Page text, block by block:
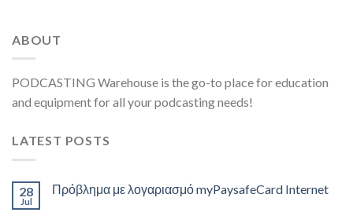
ABOUT
PODCASTING Warehouse is the go-to place for education
and equipment for all your podcasting needs!
LATEST POSTS
28
Jul
Πρόβλημα με λογαριασμό myPaysafeCard Internet